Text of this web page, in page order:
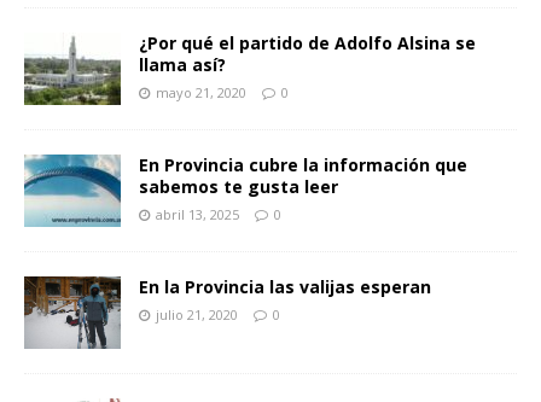
¿Por qué el partido de Adolfo Alsina se
llama así?
mayo 21, 2020 0
En Provincia cubre la información que
sabemos te gusta leer
abril 13, 2025 0
En la Provincia las valijas esperan
julio 21, 2020 0